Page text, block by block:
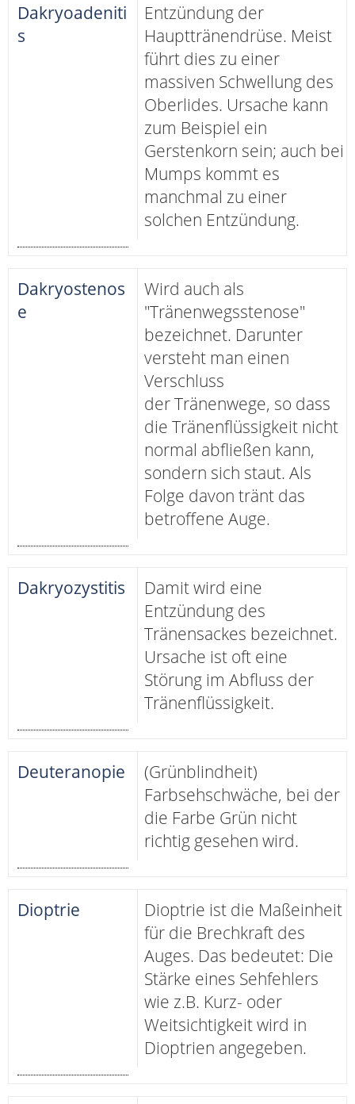
Dakryoadeniti
s
Entzündung der
Haupttränendrüse. Meist
führt dies zu einer
massiven Schwellung des
Oberlides. Ursache kann
zum Beispiel ein
Gerstenkorn sein; auch bei
Mumps kommt es
manchmal zu einer
solchen Entzündung.
Dakryostenos
e
Wird auch als
"Tränenwegsstenose"
bezeichnet. Darunter
versteht man einen
Verschluss
der Tränenwege, so dass
die Tränenflüssigkeit nicht
normal abfließen kann,
sondern sich staut. Als
Folge davon tränt das
betroffene Auge.
Dakryozystitis
Damit wird eine
Entzündung des
Tränensackes bezeichnet.
Ursache ist oft eine
Störung im Abfluss der
Tränenflüssigkeit.
Deuteranopie
(Grünblindheit)
Farbsehschwäche, bei der
die Farbe Grün nicht
richtig gesehen wird.
Dioptrie
Dioptrie ist die Maßeinheit
für die Brechkraft des
Auges. Das bedeutet: Die
Stärke eines Sehfehlers
wie z.B. Kurz- oder
Weitsichtigkeit wird in
Dioptrien angegeben.